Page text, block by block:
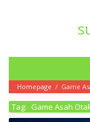
Homepage / Game
Tag: Game Asah